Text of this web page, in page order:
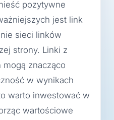
pozytywne
jest link
sieci linków
strony. Linki z
znacząco
w wynikach
warto inwestować w
wartościowe